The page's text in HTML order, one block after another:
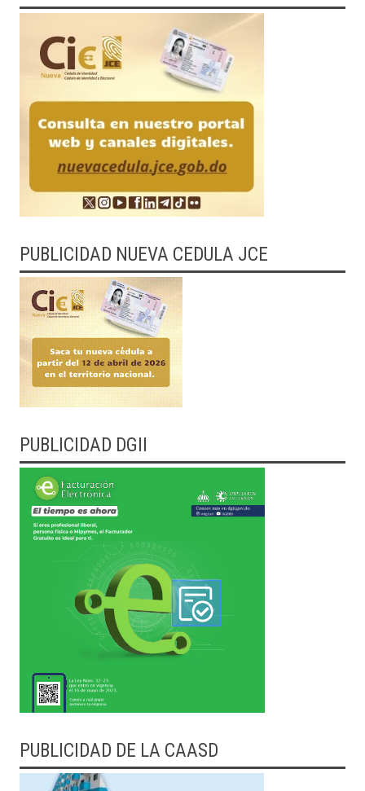
PUBLICIDAD NUEVA CEDULA JCE
PUBLICIDAD DGII
PUBLICIDAD DE LA CAASD